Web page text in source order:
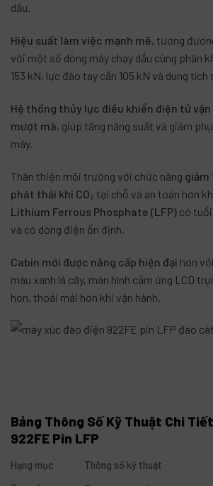
dầu.
Hiệu suất làm việc mạnh mẽ, tương
với một số dòng máy chạy dầu cùng phân
153 kN, lực đào tay cần 105 kN và dung tích
Hệ thống thủy lực điều khiển điện tử
mượt mà, giúp tăng năng suất và giảm
máy.
Thân thiện môi trường với chức năng giảm
phát thải khí CO₂ tại chỗ và an toàn hơn
Lithium Ferrous Phosphate (LFP) có
và có dòng điện ổn định.
Cabin mới được nâng cấp hiện đại hơn
màu xanh lá cây, màn hình cảm ứng LCD
hơn, thoải mái hơn khi vận hành.
Bảng Thông Số Kỹ Thuật Chi
922FE Pin LFP
Hạng mục Thông số kỹ thuật